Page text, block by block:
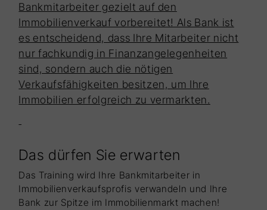
Bankmitarbeiter gezielt auf den
Immobilienverkauf vorbereitet! Als Bank ist
es entscheidend, dass Ihre Mitarbeiter nicht
nur fachkundig in Finanzangelegenheiten
sind, sondern auch die nötigen
Verkaufsfähigkeiten besitzen, um Ihre
Immobilien erfolgreich zu vermarkten.
Das dürfen Sie erwarten
Das Training wird Ihre Bankmitarbeiter in
Immobilienverkaufsprofis verwandeln und Ihre
Bank zur Spitze im Immobilienmarkt machen!